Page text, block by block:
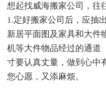
想起找威海搬家公司，往
1.定好搬家公司后，应抽
新居平面图及家具和大件
机等大件物品经过的通道
寸要认真丈量，做到心中
您心愿，又添麻烦。